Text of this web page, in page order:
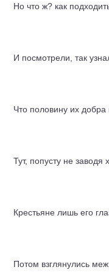
Но что ж? как
И посмотрели, так
Что половину их добра
Тут, попусту не заводя
Крестьяне лишь его
Потом взглянулись